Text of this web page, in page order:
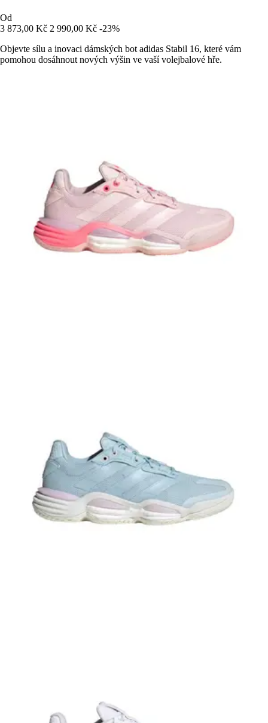
Od
3 873,00 Kč 2 990,00 Kč -23%
Objevte sílu a inovaci dámských bot adidas Stabil 16, které vám
pomohou dosáhnout nových výšin ve vaší volejbalové hře.